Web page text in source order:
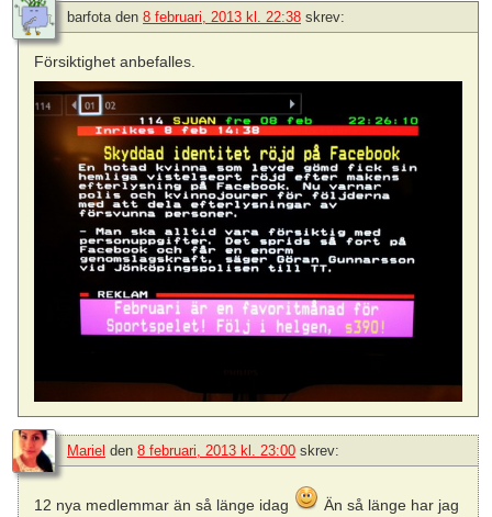
barfota den 8 februari, 2013 kl. 22:38 skrev:
Försiktighet anbefalles.
Mariel den 8 februari, 2013 kl. 23:00 skrev:
12 nya medlemmar än så länge idag
Än så länge har jag